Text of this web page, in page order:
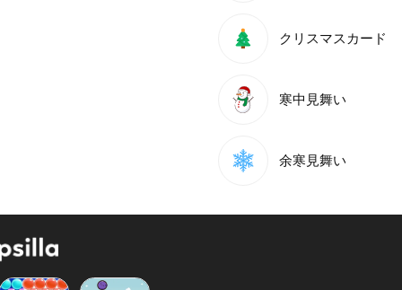
クリスマスカード
寒中見舞い
余寒見舞い